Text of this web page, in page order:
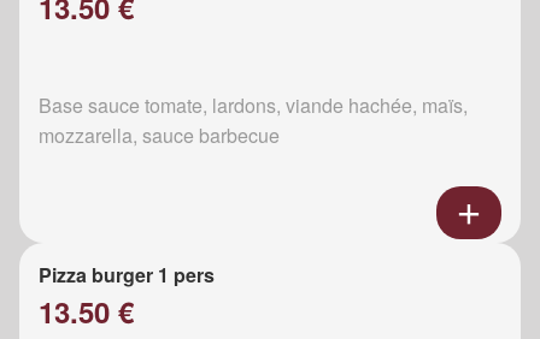
Base sauce tomate, lardons, viande hachée, maïs,
mozzarella, sauce barbecue
Pizza burger 1 pers
13.50 €